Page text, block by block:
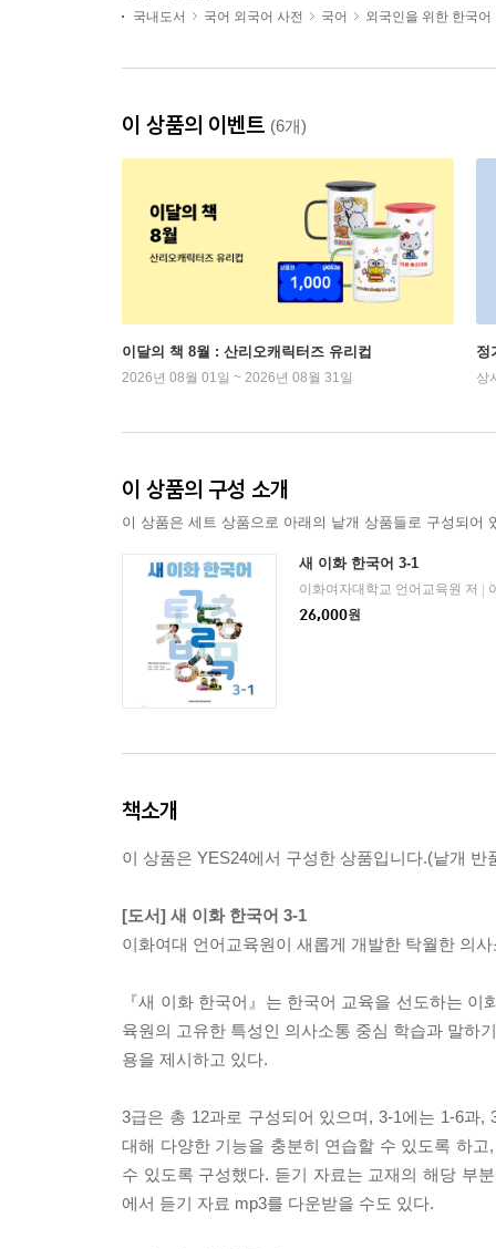
국내도서 국어 외국어 사전 국어 외국인을 위한 한국어
이 상품의 이벤트 (6개)
이달의 책 8월 : 산리오캐릭터즈 유리컵
2026년 08월 01일 ~ 2026년 08월 31일
정
상
이 상품의 구성 소개
이 상품은 세트 상품으로 아래의 낱개 상품들로 구성되어
새 이화 한국어 3-1
이화여자대학교 언어교육원 저
26,000원
책소개
이 상품은 YES24에서 구성한 상품입니다.(낱개 반
[도서] 새 이화 한국어 3-1
이화여대 언어교육원이 새롭게 개발한 탁월한 의
『새 이화 한국어』는 한국어 교육을 선도하는
육원의 고유한 특성인 의사소통 중심 학습과 말하
용을 제시하고 있다.
3급은 총 12과로 구성되어 있으며, 3-1에는 1-6과
대해 다양한 기능을 충분히 연습할 수 있도록 하
수 있도록 구성했다. 듣기 자료는 교재의 해당 부
에서 듣기 자료 mp3를 다운받을 수도 있다.